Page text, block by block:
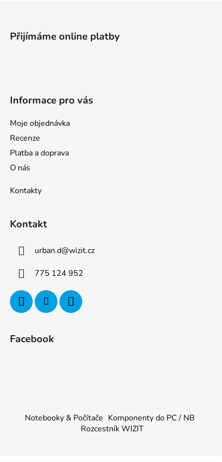
Přijímáme online platby
Informace pro vás
Moje objednávka
Recenze
Platba a doprava
O nás
Kontakty
Kontakt
urban.d@wizit.cz
775 124 952
Facebook
Notebooky & Počítače Komponenty do PC / NB
Rozcestník WIZIT